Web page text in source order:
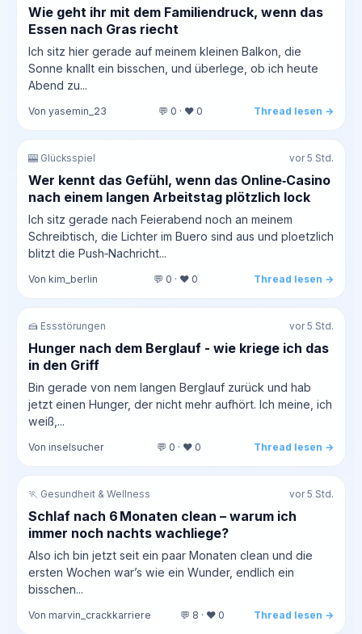
Wie geht ihr mit dem Familiendruck, wenn das
Essen nach Gras riecht
Ich sitz hier gerade auf meinem kleinen Balkon, die
Sonne knallt ein bisschen, und überlege, ob ich heute
Abend zu...
Von yasemin_23 💬 0 · ❤️ 0 Thread lesen →
🎰 Glücksspiel vor 5 Std.
Wer kennt das Gefühl, wenn das Online‑Casino
nach einem langen Arbeitstag plötzlich lock
Ich sitz gerade nach Feierabend noch an meinem
Schreibtisch, die Lichter im Buero sind aus und ploetzlich
blitzt die Push‑Nachricht...
Von kim_berlin 💬 0 · ❤️ 0 Thread lesen →
🍰 Essstörungen vor 5 Std.
Hunger nach dem Berglauf - wie kriege ich das
in den Griff
Bin gerade von nem langen Berglauf zurück und hab
jetzt einen Hunger, der nicht mehr aufhört. Ich meine, ich
weiß,...
Von inselsucher 💬 0 · ❤️ 0 Thread lesen →
🏃 Gesundheit & Wellness vor 5 Std.
Schlaf nach 6 Monaten clean – warum ich
immer noch nachts wachliege?
Also ich bin jetzt seit ein paar Monaten clean und die
ersten Wochen war’s wie ein Wunder, endlich ein
bisschen...
Von marvin_crackkarriere 💬 8 · ❤️ 0 Thread lesen →